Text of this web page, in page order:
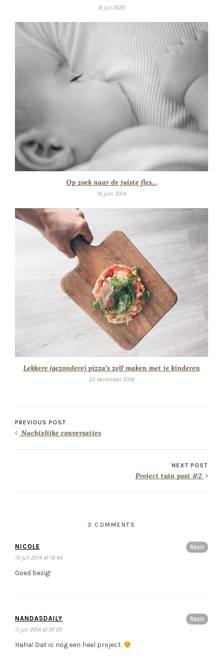
8 juli 2020
Op zoek naar de juiste fles…
16 juni 2014
Lekkere (gezondere) pizza’s zelf maken met je kinderen
23 december 2018
PREVIOUS POST
Nachtelijke conversaties
NEXT POST
Project tuin post #2
3 COMMENTS
Reply
NICOLE
10 juli 2014 at 19:44
Goed bezig!
Reply
NANDASDAILY
11 juli 2014 at 07:20
Haha! Dat is nog een heel project.